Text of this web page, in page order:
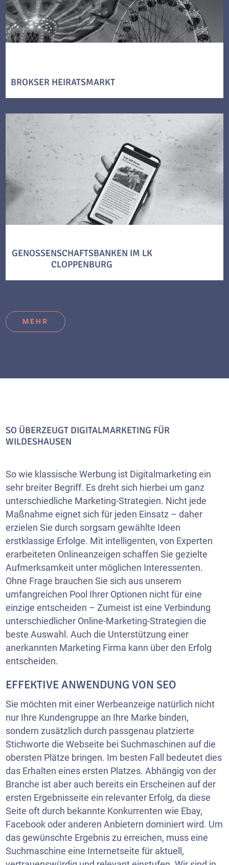
BROKSER HEIRATSMARKT
GENOSSENSCHAFTSBANKEN IM LK
CLOPPENBURG
MEHR
SO ÜBERZEUGT DIGITALMARKETING FÜR
WILDESHAUSEN
So wie klassische Werbung ist Digitalmarketing ein
sehr breiter Begriff. Es dreht sich hierbei um ganz
unterschiedliche Marketing-Strategien. Nicht jede
Maßnahme eignet sich für jeden Einsatz – daher
erzielen Sie durch sorgsam gewählte Ideen
erstklassige Erfolge. Mit intelligenten, von Experten
erarbeiteten Onlineanzeigen schaffen Sie gezielte
Aufmerksamkeit unter möglichen Interessenten.
Ohne Frage brauchen Sie sich aus unserem
umfangreichen Pool Ihrer Optionen nicht für eine
einzige entscheiden – Zumeist ist eine Verbindung
unterschiedlicher Online-Marketing-Strategien die
beste Auswahl. Auch die Unterstützung einer
anerkannten Marketing Firma kann über den Erfolg
entscheiden.
EFFEKTIVE ANWENDUNG VON SEO
Sie möchten mit einer Werbeanzeige natürlich nicht
nur Ihre Kundengruppe an Ihre Marke binden,
sondern zusätzlich durch passgenau platzierte
Stichworte die Webseite bei Suchmaschinen auf die
obersten Plätze bringen. Im besten Fall bedeutet dies
das Erhalten eines ersten Platzes. Abhängig von der
Branche ist aber auch bereits ein Erscheinen auf der
ersten Ergebnisseite ein relevanter Erfolg, da diese
Seite oft durch bekannte Konkurrenten wie Ebay,
Facebook oder anderen Anbietern dominiert wird. Um
das gewünschte Ergebnis zu erreichen, muss eine
Suchmaschine eine Internetseite für aktuell,